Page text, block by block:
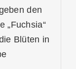
den
„Fuchsia“
Blüten in